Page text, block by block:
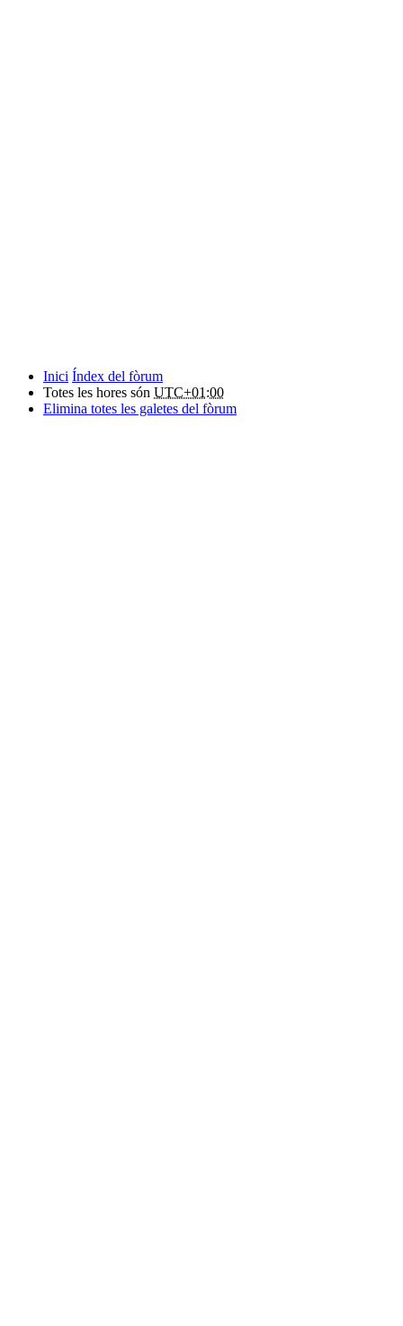
Inici Índex del fòrum
Totes les hores són UTC+01:00
Elimina totes les galetes del fòrum